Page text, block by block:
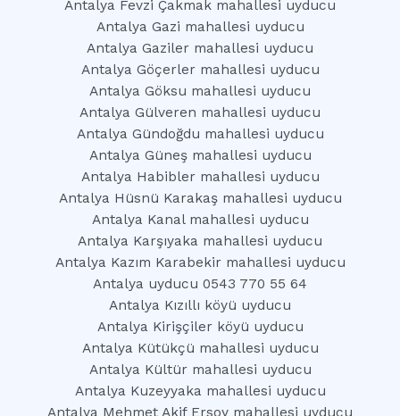
Antalya Fevzi Çakmak mahallesi uyducu
Antalya Gazi mahallesi uyducu
Antalya Gaziler mahallesi uyducu
Antalya Göçerler mahallesi uyducu
Antalya Göksu mahallesi uyducu
Antalya Gülveren mahallesi uyducu
Antalya Gündoğdu mahallesi uyducu
Antalya Güneş mahallesi uyducu
Antalya Habibler mahallesi uyducu
Antalya Hüsnü Karakaş mahallesi uyducu
Antalya Kanal mahallesi uyducu
Antalya Karşıyaka mahallesi uyducu
Antalya Kazım Karabekir mahallesi uyducu
Antalya uyducu 0543 770 55 64
Antalya Kızıllı köyü uyducu
Antalya Kirişçiler köyü uyducu
Antalya Kütükçü mahallesi uyducu
Antalya Kültür mahallesi uyducu
Antalya Kuzeyyaka mahallesi uyducu
Antalya Mehmet Akif Ersoy mahallesi uyducu